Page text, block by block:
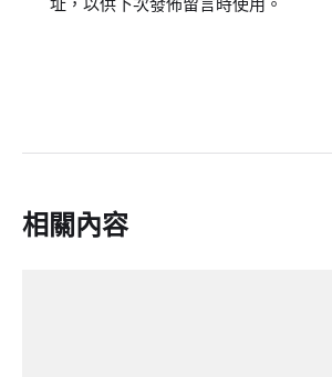
址，以供下次發佈留言時使用。
相關內容